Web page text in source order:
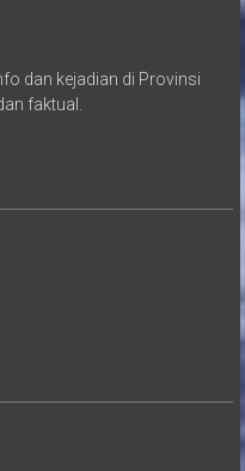
dan kejadian di Provinsi
faktual.